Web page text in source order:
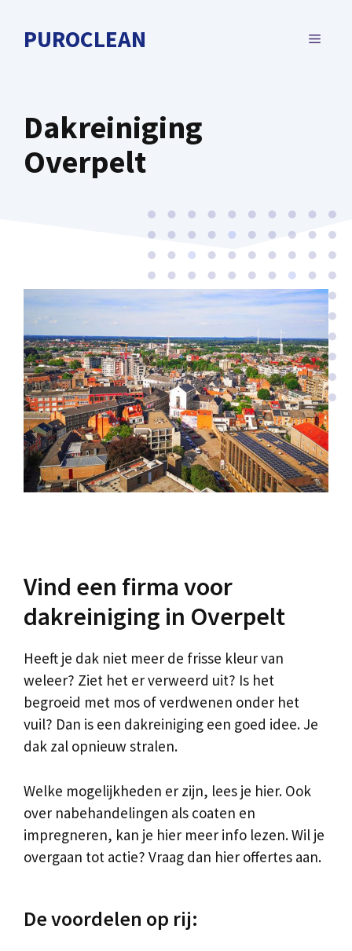
naarPUROCLEAN MENU
Dakreiniging
Overpelt
Vind een firma voor
dakreiniging in Overpelt
Heeft je dak niet meer de frisse kleur van
weleer? Ziet het er verweerd uit? Is het
begroeid met mos of verdwenen onder het
vuil? Dan is een dakreiniging een goed idee. Je
dak zal opnieuw stralen.
Welke mogelijkheden er zijn, lees je hier. Ook
over nabehandelingen als coaten en
impregneren, kan je hier meer info lezen. Wil je
overgaan tot actie? Vraag dan hier offertes aan.
De voordelen op rij: